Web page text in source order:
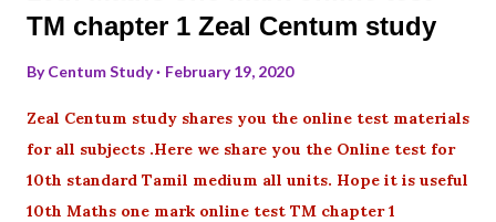
TM chapter 1 Zeal Centum study
ByCentum Study February 19, 2020
Zeal Centum study shares you the online test materials
for all subjects .Here we share you the Online test for
10th standard Tamil medium all units. Hope it is useful
10th Maths one mark online test TM chapter 1